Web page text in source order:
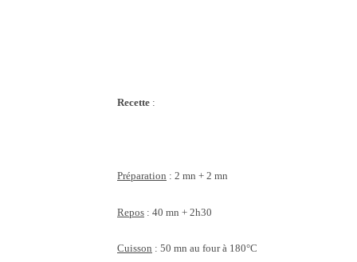
Recette :
Préparation : 2 mn + 2 mn
Repos : 40 mn + 2h30
Cuisson : 50 mn au four à 180°C